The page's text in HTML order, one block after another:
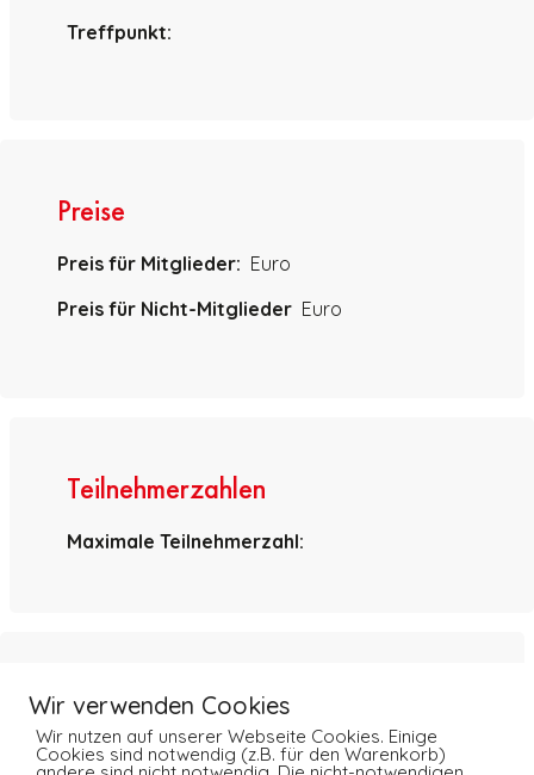
Treffpunkt:
Preise
Preis für Mitglieder: Euro
Preis für Nicht-Mitglieder Euro
Teilnehmerzahlen
Maximale Teilnehmerzahl:
Zusatzinformationen
Wir verwenden Cookies
Wir nutzen auf unserer Webseite Cookies. Einige
Cookies sind notwendig (z.B. für den Warenkorb)